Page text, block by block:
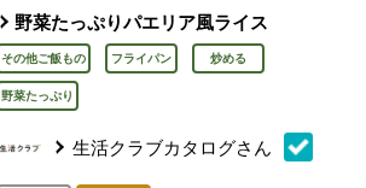
野菜たっぷりパエリア風ライス
その他ご飯もの フライパン 炒める
野菜たっぷり
生活クラブカタログさん